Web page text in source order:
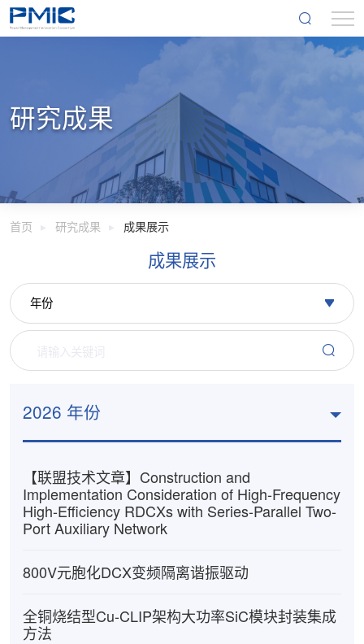
研究成果
首页 研究成果 成果展示
成果展示
2026 年份
【联盟技术文章】Construction and
Implementation Consideration of High-Frequency
High-Efficiency RDCXs with Series-Parallel Two-
Port Auxiliary Network
800V元胞化DCX变频隔离谐振驱动
全铜烧结型Cu-CLIP架构大功率SiC模块封装集成
方法